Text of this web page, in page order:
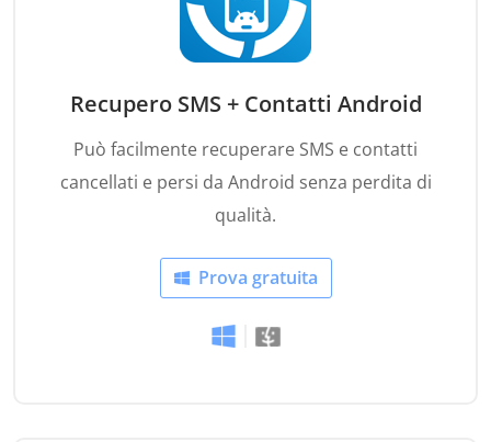
Recupero SMS + Contatti Android
Può facilmente recuperare SMS e contatti
cancellati e persi da Android senza perdita di
qualità.
Prova gratuita